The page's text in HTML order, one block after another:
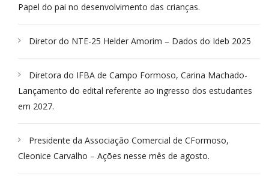
Papel do pai no desenvolvimento das crianças.
Diretor do NTE-25 Helder Amorim – Dados do Ideb 2025
Diretora do IFBA de Campo Formoso, Carina Machado-
Lançamento do edital referente ao ingresso dos estudantes
em 2027.
Presidente da Associação Comercial de CFormoso,
Cleonice Carvalho – Ações nesse mês de agosto.